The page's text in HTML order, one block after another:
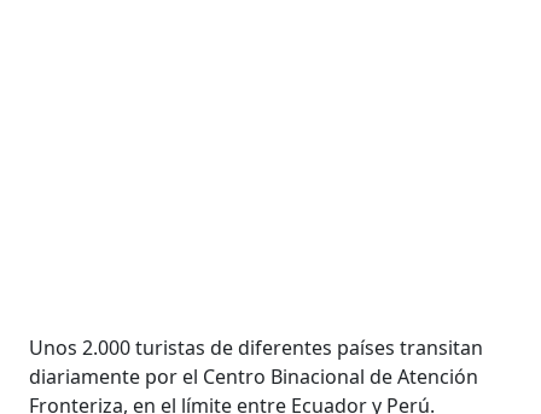
Unos 2.000 turistas de diferentes países transitan
diariamente por el Centro Binacional de Atención
Fronteriza, en el límite entre Ecuador y Perú.